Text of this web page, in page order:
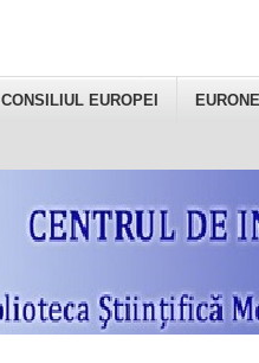
CONSILIUL EUROPEI